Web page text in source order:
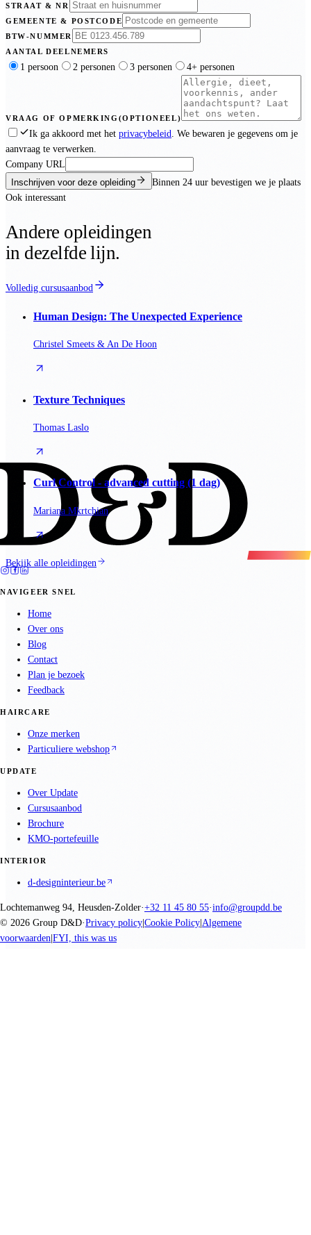
STRAAT & NR
GEMEENTE & POSTCODE
BTW-NUMMER
AANTAL DEELNEMERS
1 persoon 2 personen 3 personen 4+ personen
VRAAG OF OPMERKING(OPTIONEEL)
Ik ga akkoord met het privacybeleid
. We bewaren je gegevens om je
aanvraag te verwerken.
Company URL
Inschrijven voor deze opleiding
Binnen 24 uur bevestigen we je plaats
Ook interessant
Andere opleidingen
in dezelfde lijn.
Volledig cursusaanbod
Human Design: The Unexpected Experience
Christel Smeets & An De Hoon
Texture Techniques
Thomas Laslo
Curl Control - advanced cutting (1 dag)
Mariana Mkrtchian
Bekijk alle opleidingen
NAVIGEER SNEL
Home
Over ons
Blog
Contact
Plan je bezoek
Feedback
HAIRCARE
Onze merken
Particuliere webshop
UPDATE
Over Update
Cursusaanbod
Brochure
KMO-portefeuille
INTERIOR
d-designinterieur.be
Lochtemanweg 94, Heusden-Zolder·+32 11 45 80 55·info@groupdd.be
© 2026 Group D&D·Privacy policy Cookie Policy Algemene
voorwaarden FYI, this was us